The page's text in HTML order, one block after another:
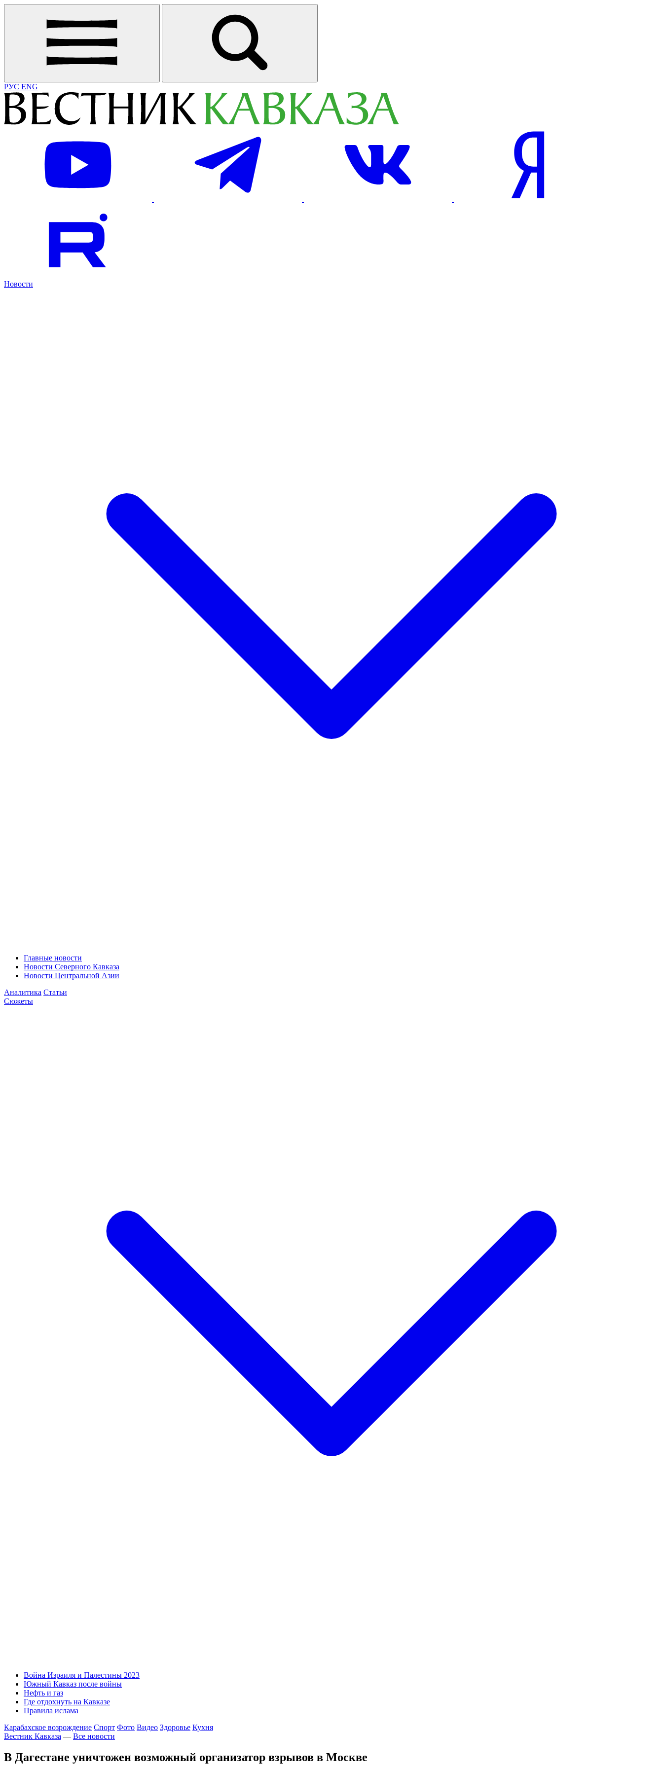
РУС ENG
Новости
Главные новости
Новости Северного Кавказа
Новости Центральной Азии
Аналитика Статьи
Сюжеты
Война Израиля и Палестины 2023
Южный Кавказ после войны
Нефть и газ
Где отдохнуть на Кавказе
Правила ислама
Карабахское возрождение Спорт Фото Видео Здоровье Кухня
Вестник Кавказа — Все новости
В Дагестане уничтожен возможный организатор взрывов в Москве